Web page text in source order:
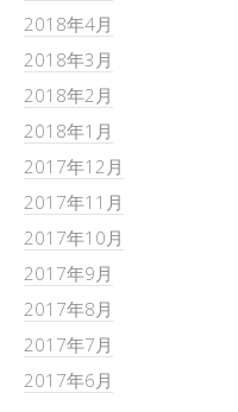
2018年4月
2018年3月
2018年2月
2018年1月
2017年12月
2017年11月
2017年10月
2017年9月
2017年8月
2017年7月
2017年6月